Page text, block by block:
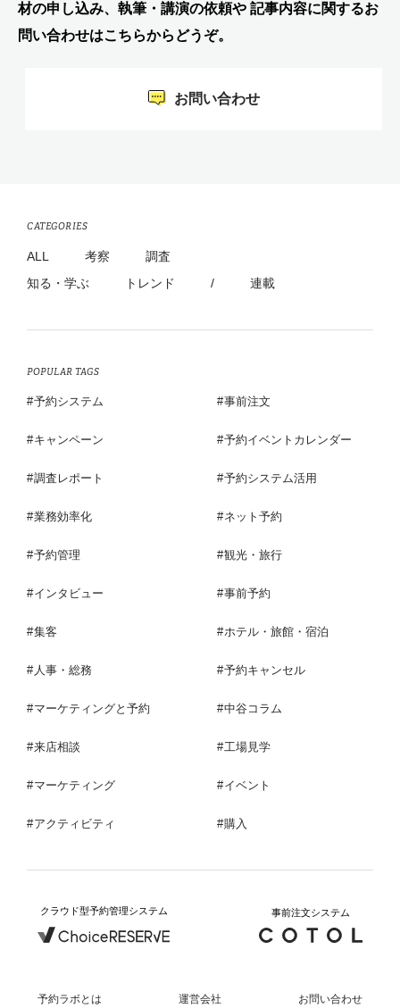
材の申し込み、執筆・講演の依頼や 記事内容に関するお
問い合わせはこちらからどうぞ。
お問い合わせ
CATEGORIES
ALL 考察
調査
知る・学ぶ
トレンド / 連載
POPULAR TAGS
予約システム 事前注文
キャンペーン 予約イベントカレンダー
調査レポート 予約システム活用
業務効率化 ネット予約
予約管理 観光・旅行
インタビュー 事前予約
集客 ホテル・旅館・宿泊
人事・総務 予約キャンセル
マーケティングと予約 中谷コラム
来店相談 工場見学
マーケティング イベント
アクティビティ 購入
クラウド型予約管理システム 事前注文システム
予約ラボとは 運営会社 お問い合わせ